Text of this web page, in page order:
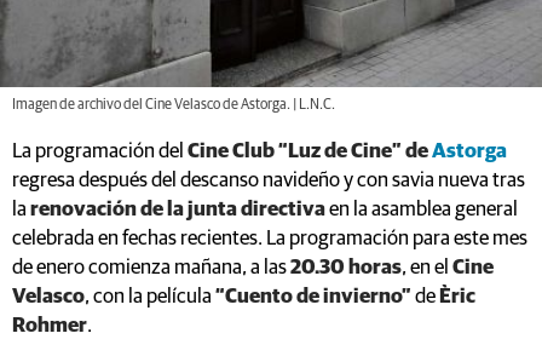
Imagen de archivo del Cine Velasco de Astorga. | L.N.C.
La programación del Cine Club “Luz de Cine” deAstorga
regresa después del descanso navideño y con savia nueva tras
la renovación de la junta directivaen la asamblea general
celebrada en fechas recientes. La programación para este mes
de enero comienza mañana, a las20.30 horas, en el Cine
Velasco, con la película “Cuento de invierno” de Èric
Rohmer.